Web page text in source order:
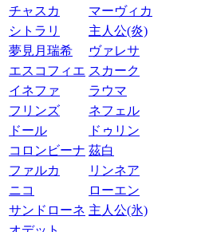
チャスカ
マーヴィカ
シトラリ
主人公(炎)
夢見月瑞希
ヴァレサ
エスコフィエ スカーク
イネファ
ラウマ
フリンズ
ネフェル
ドール
ドゥリン
コロンビーナ 茲白
ファルカ
リンネア
ニコ
ローエン
サンドローネ 主人公(氷)